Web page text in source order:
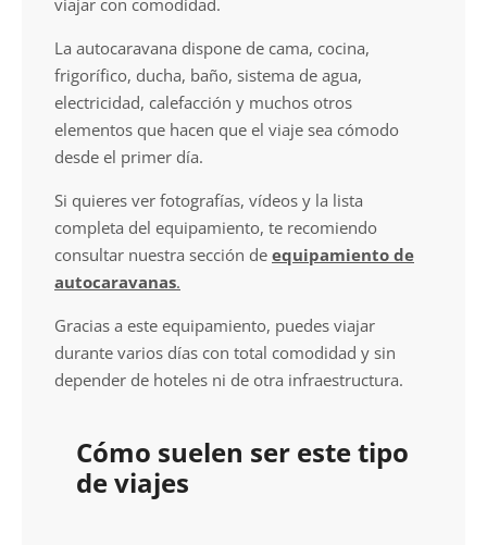
viajar con comodidad.
La autocaravana dispone de cama, cocina,
frigorífico, ducha, baño, sistema de agua,
electricidad, calefacción y muchos otros
elementos que hacen que el viaje sea cómodo
desde el primer día.
Si quieres ver fotografías, vídeos y la lista
completa del equipamiento, te recomiendo
consultar nuestra sección de equipamiento de
autocaravanas.
Gracias a este equipamiento, puedes viajar
durante varios días con total comodidad y sin
depender de hoteles ni de otra infraestructura.
Cómo suelen ser este tipo
de viajes